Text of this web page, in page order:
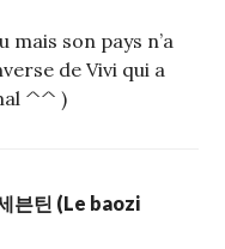
mais son pays n’a
de Vivi qui a
^^ )
븐틴 (Le baozi